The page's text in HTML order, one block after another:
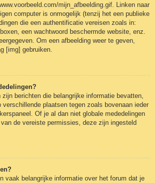
mijn_afbeelding.gif. Linken naar
computer is onmogelijk (tenzij het een publieke
die een authentificatie vereisen zoals in:
een wachtwoord beschermde website, enz.
Om een afbeelding weer te geven,
[img] gebruiken.
zijn berichten die belangrijke informatie bevatten,
plaatsen tegen zoals bovenaan ieder
Of je al dan niet globale mededelingen
de vereiste permissies, deze zijn ingesteld
vaak belangrijke informatie over het forum dat je